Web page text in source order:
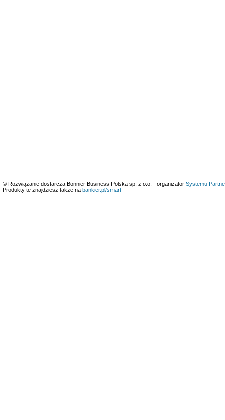
© Rozwiązanie dostarcza Bonnier Business Polska sp. z o.o. - organizator Systemu
Produkty te znajdziesz także na bankier.pl/smart